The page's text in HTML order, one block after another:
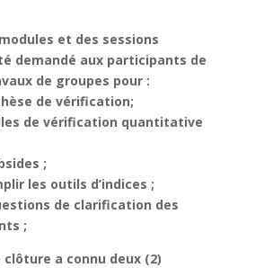
et des sessions
demandé aux participants de
de groupes pour :
de vérification;
de vérification quantitative
;
les outils d’indices ;
de clarification des
;
clôture a connu deux (2)